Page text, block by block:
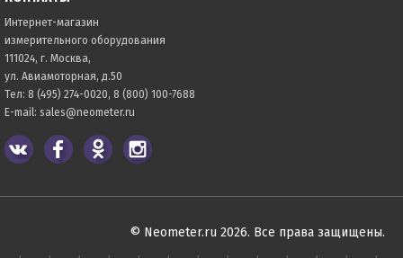
Интернет-магазин
измерительного оборудования
111024, г. Москва,
ул. Авиамоторная, д.50
Тел: 8 (495) 274-0020, 8 (800) 100-7688
E-mail: sales@neometer.ru
© Neometer.ru 2026. Все права защищены.